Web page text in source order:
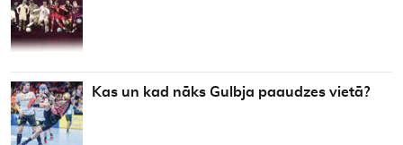
Kas un kad nāks Gulbja paaudzes vietā?